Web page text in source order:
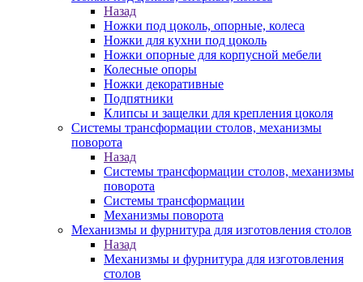
Назад
Ножки под цоколь, опорные, колеса
Ножки для кухни под цоколь
Ножки опорные для корпусной мебели
Колесные опоры
Ножки декоративные
Подпятники
Клипсы и защелки для крепления цоколя
Системы трансформации столов, механизмы
поворота
Назад
Системы трансформации столов, механизмы
поворота
Системы трансформации
Механизмы поворота
Механизмы и фурнитура для изготовления столов
Назад
Механизмы и фурнитура для изготовления
столов